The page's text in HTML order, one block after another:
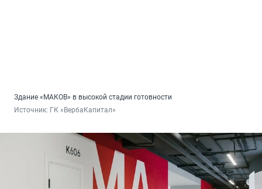
Здание «МАКОВ» в высокой стадии готовности
Источник: ГК «ВербаКапитал»